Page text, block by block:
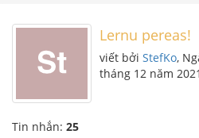
Lernu pereas!
viết bởi StefKo,
tháng 12 năm 2021
Tin nhắn: 25